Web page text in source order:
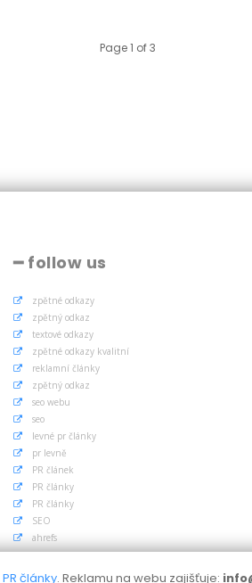
Page 1 of 3
━ follow us
zpětné odkazy
zpětný odkaz
textové odkazy
zpětné odkazy kvalitní
reklamní články
zpětný odkaz
seo webu
seo
levné pr články
pr levně
PR článek
PR články
PR články
SEO
ahrefs
PR články. Reklamu na webu zajišťuje: